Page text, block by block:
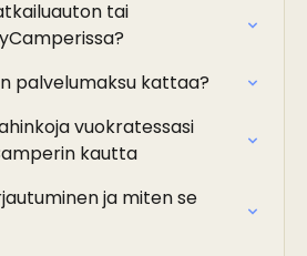
tai
palvelumaksu kattaa?
vuokratessasi
kautta
ja miten se